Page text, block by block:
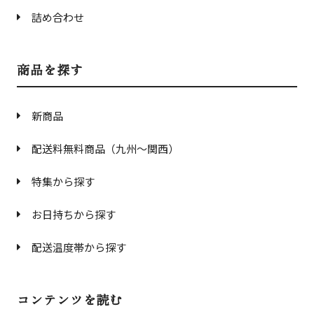
詰め合わせ
商品を探す
新商品
配送料無料商品（九州〜関西）
特集から探す
お日持ちから探す
配送温度帯から探す
コンテンツを読む